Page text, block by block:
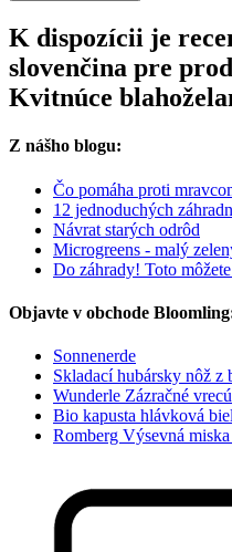
K dispozícii je
slovenčina pre
Kvitnúce
Z nášho blogu:
Čo pomáha proti
12 jednoduchých
Návrat starých odrôd
Microgreens - malý
Do záhrady! Toto
Objavte v obchode
Sonnenerde
Skladací hubársky nôž z
Wunderle Zázračné
Bio kapusta hlávková
Romberg Výsevná